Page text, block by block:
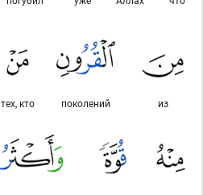
из
поколений
тех, кто